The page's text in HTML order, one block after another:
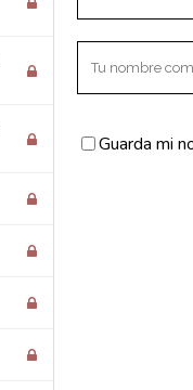
CONTACTO
c/ IV
(Huelva)
Guarda mi